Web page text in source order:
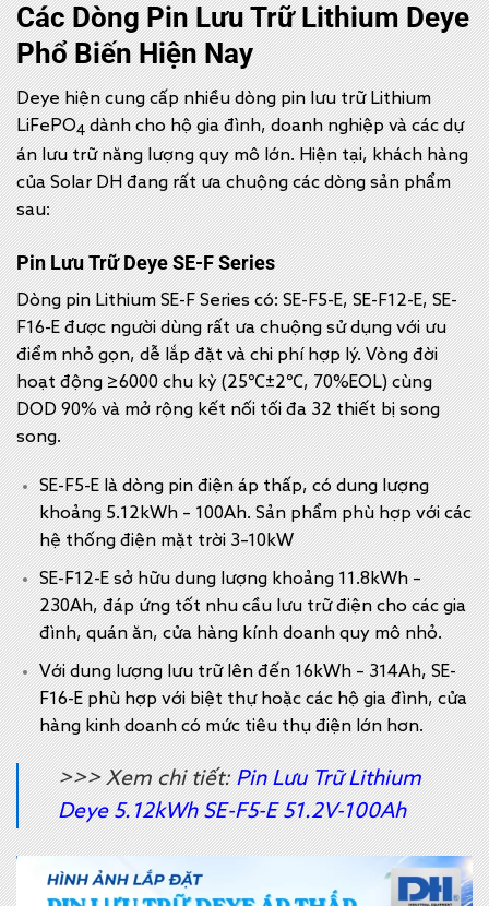
Các Dòng Pin Lưu Trữ Lithium Deye
Phổ Biến Hiện Nay
Deye hiện cung cấp nhiều dòng pin lưu trữ Lithium
LiFePO4dành cho hộ gia đình, doanh nghiệp và các dự
án lưu trữ năng lượng quy mô lớn. Hiện tại, khách hàng
của Solar DH đang rất ưa chuộng các dòng sản phẩm
sau:
Pin Lưu Trữ Deye SE-F Series
Dòng pin Lithium SE-F Series có: SE-F5-E, SE-F12-E, SE-
F16-E được người dùng rất ưa chuộng sử dụng với ưu
điểm nhỏ gọn, dễ lắp đặt và chi phí hợp lý. Vòng đời
hoạt động ≥6000 chu kỳ (25℃±2℃, 70%EOL) cùng
DOD 90% và mở rộng kết nối tối đa 32 thiết bị song
song.
SE-F5-E là dòng pin điện áp thấp, có dung lượng
khoảng 5.12kWh – 100Ah. Sản phẩm phù hợp với các
hệ thống điện mặt trời 3–10kW
SE-F12-E sở hữu dung lượng khoảng 11.8kWh –
230Ah, đáp ứng tốt nhu cầu lưu trữ điện cho các gia
đình, quán ăn, cửa hàng kính doanh quy mô nhỏ.
Với dung lượng lưu trữ lên đến 16kWh – 314Ah, SE-
F16-E phù hợp với biệt thự hoặc các hộ gia đình, cửa
hàng kinh doanh có mức tiêu thụ điện lớn hơn.
>>> Xem chi tiết:Pin Lưu Trữ Lithium
Deye 5.12kWh SE-F5-E 51.2V-100Ah